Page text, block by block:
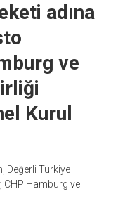
adına
ve
Kurul
Değerli Türkiye
CHP Hamburg ve